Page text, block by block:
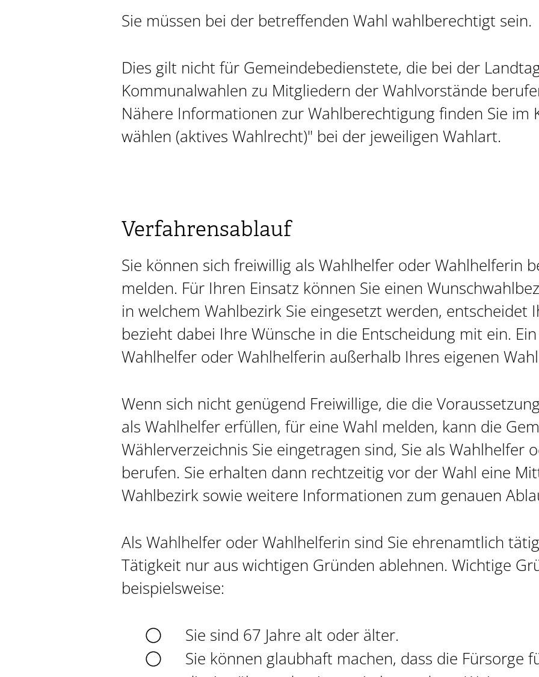
Sie müssen bei der betreffenden Wahl wahlberechtigt sein.
Dies gilt nicht für Gemeindebedienstete, die bei der
Kommunalwahlen zu Mitgliedern der Wahlvorstände
Nähere Informationen zur Wahlberechtigung finden Sie im
wählen (aktives Wahlrecht)" bei der jeweiligen Wahlart.
Verfahrensablauf
Sie können sich freiwillig als Wahlhelfer oder Wahlhelferin
melden. Für Ihren Einsatz können Sie einen
in welchem Wahlbezirk Sie eingesetzt werden, entscheidet
bezieht dabei Ihre Wünsche in die Entscheidung mit ein.
Wahlhelfer oder Wahlhelferin außerhalb Ihres eigenen
Wenn sich nicht genügend Freiwillige, die die
als Wahlhelfer erfüllen, für eine Wahl melden, kann die
Wählerverzeichnis Sie eingetragen sind, Sie als Wahlhelfer
berufen. Sie erhalten dann rechtzeitig vor der Wahl eine
Wahlbezirk sowie weitere Informationen zum genauen
Als Wahlhelfer oder Wahlhelferin sind Sie ehrenamtlich
Tätigkeit nur aus wichtigen Gründen ablehnen. Wichtige
beispielsweise:
Sie sind 67 Jahre alt oder älter.
Sie können glaubhaft machen, dass die Fürsorge